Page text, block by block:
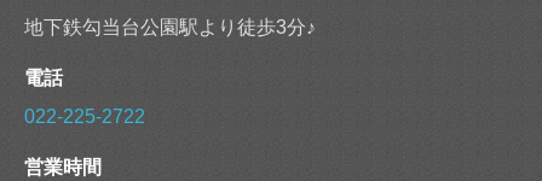
地下鉄勾当台公園駅より徒歩3分♪
電話
022-225-2722
営業時間